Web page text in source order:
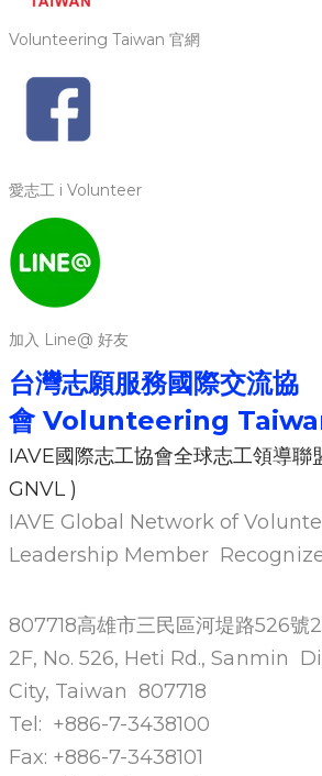
Volunteering Taiwan 官網
愛志工 i Volunteer
加入 Line@ 好友
台灣志願服務國際交流協
會Volunteering Ta
IAVE國際志工協會全球志工領導聯
GNVL )
IAVE Global Network of
Leadership Member
807718高雄市三民區河堤路526號
2F, No. 526, Heti Rd., Sanmin
City, Taiwan 807718
Tel: +886-7-3438100
Fax: +886-7-3438101